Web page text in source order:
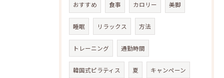
おすすめ 食事 カロリー 美脚
睡眠 リラックス 方法
トレーニング 通勤時間
韓国式ピラティス 夏 キャンペーン